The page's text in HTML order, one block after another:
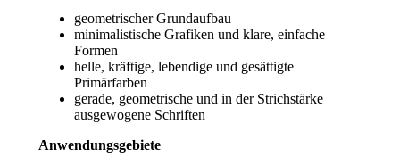
geometrischer Grundaufbau
minimalistische Grafiken und klare, einfache
Formen
helle, kräftige, lebendige und gesättigte
Primärfarben
gerade, geometrische und in der Strichstärke
ausgewogene Schriften
Anwendungsgebiete